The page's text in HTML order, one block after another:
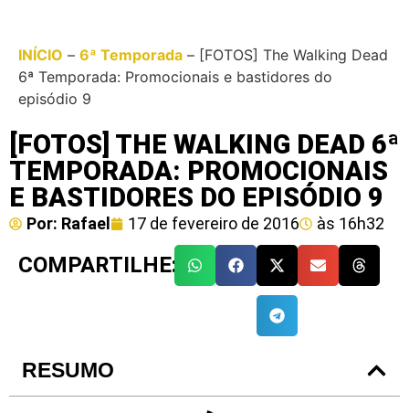
INÍCIO – 6ª Temporada – [FOTOS] The Walking Dead
6ª Temporada: Promocionais e bastidores do
episódio 9
[FOTOS] THE WALKING DEAD 6ª
TEMPORADA: PROMOCIONAIS
E BASTIDORES DO EPISÓDIO 9
Por: Rafael 17 de fevereiro de 2016 às 16h32
COMPARTILHE:
RESUMO